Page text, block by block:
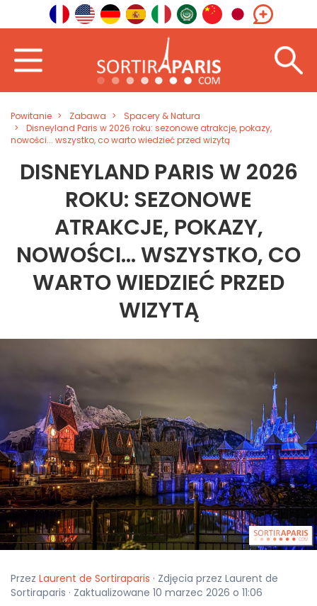
Powitanie Zabawa
Spacery & Natura
Disneyland Paris w 2026 roku: sezonowe atrakcje, pokazy,
nowości... wszystko, co warto wiedzieć przed wizytą
DISNEYLAND PARIS W 2026
ROKU: SEZONOWE
ATRAKCJE, POKAZY,
NOWOŚCI... WSZYSTKO, CO
WARTO WIEDZIEĆ PRZED
WIZYTĄ
Przez Laurent de Sortiraparis · Zdjęcia przez Laurent de
Sortiraparis · Zaktualizowane 10 marzec 2026 o 11:06